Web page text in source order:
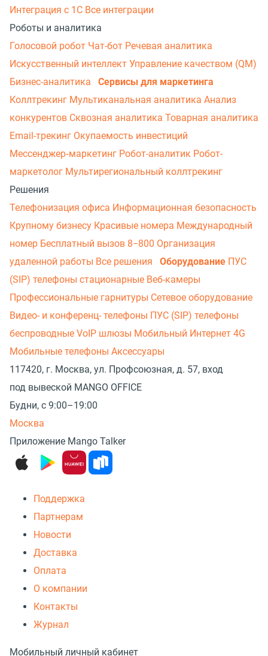
Интеграция с 1С Все интеграции
Роботы и аналитика
Голосовой робот Чат-бот Речевая аналитика
Искусственный интеллект Управление качеством (QM)
Бизнес-аналитика
Сервисы для маркетинга
Коллтрекинг Мультиканальная аналитика Анализ
конкурентов Сквозная аналитика Товарная аналитика
Email-трекинг Окупаемость инвестиций
Мессенджер‑маркетинг Робот-аналитик Робот-
маркетолог Мультирегиональный коллтрекинг
Решения
Телефонизация офиса Информационная безопасность
Крупному бизнесу Красивые номера Международный
номер Бесплатный вызов 8−800 Организация
удаленной работы Все решения Оборудование ПУС
(SIP) телефоны стационарные Веб-камеры
Профессиональные гарнитуры Сетевое оборудование
Видео- и конференц- телефоны ПУС (SIP) телефоны
беспроводные VoIP шлюзы Мобильный Интернет 4G
Мобильные телефоны Аксессуары
117420, г. Москва, ул. Профсоюзная, д. 57, вход
под вывеской MANGO OFFICE
Будни, с 9:00–19:00
Москва
Приложение Mango Talker
Поддержка
Партнерам
Новости
Доставка
Оплата
О компании
Контакты
Журнал
Мобильный личный кабинет